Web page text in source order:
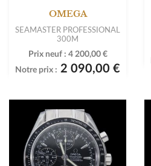
OMEGA
SEAMASTER PROFESSIONAL
300M
Prix neuf : 4 200,00 €
Notre prix : 2 090,00 €